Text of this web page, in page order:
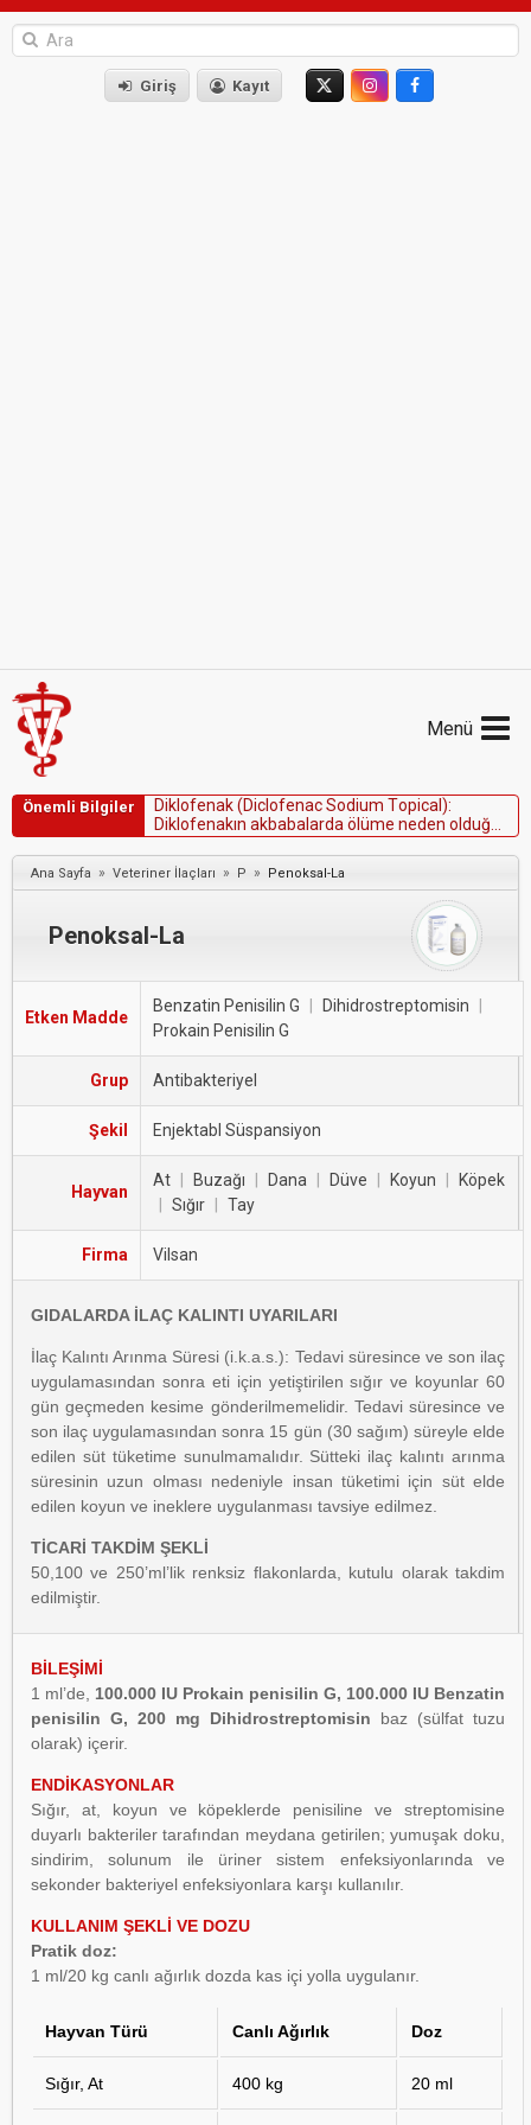
Giriş Kayıt
Menü
Önemli Bilgiler Dikofenak(DicofenacSodium Topica ):
Dikofenakın akbaba arda ö üme neden o duğ
belirtilmiştirvediğerkuştürlerindetoksisite
gözlemlenmiştir.
Ana Sayfa » Veteriner İlaçları » P » Penoksal-La
Penoksal-La
Etken Madde
Benzatin Penisilin G Dihidrostreptomisin
Prokain Penisilin G
Grup Antibakteriyel
Şekil Enjektabl Süspansiyon
Hayvan
At Buzağı Dana Düve Koyun
Köpek
Sığır Tay
Firma Vilsan
GIDALARDA İLAÇ KALINTI UYARILARI
İlaç Kalıntı Arınma Süresi (i.k.a.s.): Tedavi süresince ve son ilaç
uygulamasından sonra eti için yetiştirilen sığır ve koyunlar 60
gün geçmeden kesime gönderilmemelidir. Tedavi süresince ve
son ilaç uygulamasından sonra 15 gün (30 sağım) süreyle elde
edilen süt tüketime sunulmamalıdır. Sütteki ilaç kalıntı arınma
süresinin uzun olması nedeniyle insan tüketimi için süt elde
edilen koyun ve ineklere uygulanması tavsiye edilmez.
TİCARİ TAKDİM ŞEKLİ
50,100 ve 250’ml’lik renksiz flakonlarda, kutulu olarak takdim
edilmiştir.
BİLEŞİMİ
1 ml’de, 100.000 IU Prokain penisilin G, 100.000 IU Benzatin
penisilin G, 200 mg Dihidrostreptomisin baz (sülfat tuzu
olarak) içerir.
ENDİKASYONLAR
Sığır, at, koyun ve köpeklerde penisiline ve streptomisine
duyarlı bakteriler tarafından meydana getirilen; yumuşak doku,
sindirim, solunum ile üriner sistem enfeksiyonlarında ve
sekonder bakteriyel enfeksiyonlara karşı kullanılır.
KULLANIM ŞEKLİ VE DOZU
Pratik doz:
1 ml/20 kg canlı ağırlık dozda kas içi yolla uygulanır.
Hayvan Türü Canlı Ağırlık Doz
Sığır, At 400 kg 20 ml